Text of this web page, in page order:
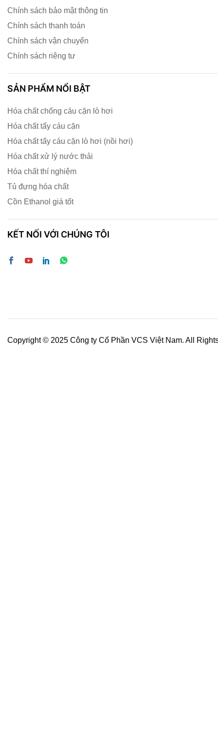
Chính sách bảo mật thông tin
Chính sách thanh toán
Chính sách vận chuyển
Chính sách riêng tư
SẢN PHẨM NỔI BẬT
Hóa chất chống cáu cặn lò hơi
Hóa chất tẩy cáu cặn
Hóa chất tẩy cáu cặn lò hơi (nồi hơi)
Hóa chất xử lý nước thải
Hóa chất thí nghiệm
Tủ đựng hóa chất
Cồn Ethanol giá tốt
KẾT NỐI VỚI CHÚNG TÔI
Copyright © 2025 Công ty Cổ Phần VCS Việt Nam. All